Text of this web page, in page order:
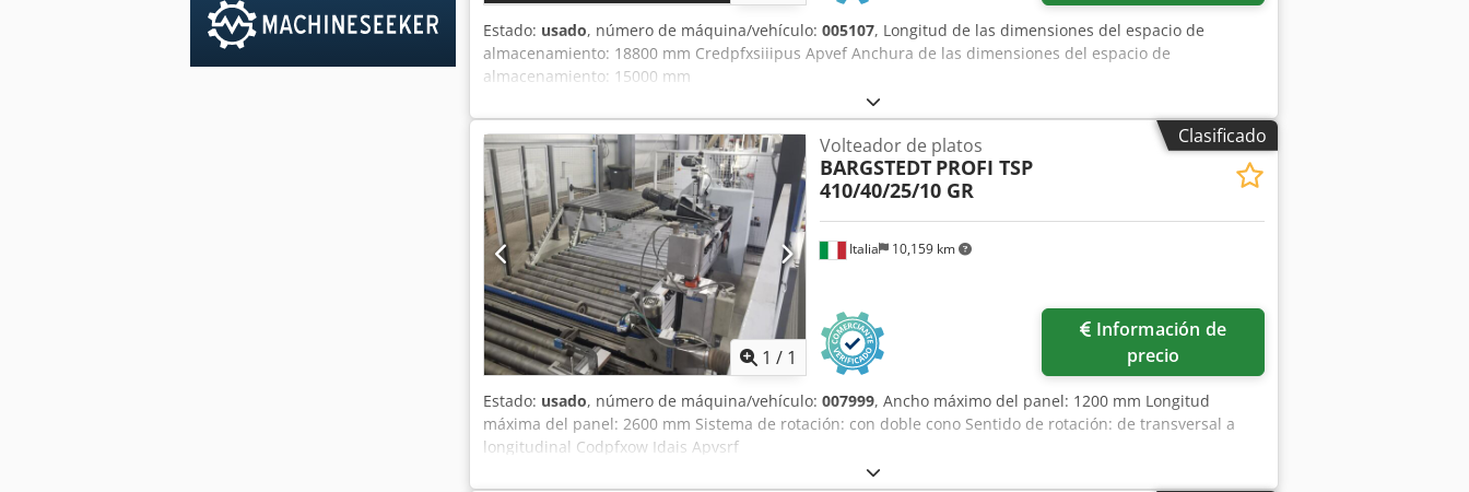
Estado: usado, número de máquina/vehículo: 005107, Longitud de las dimensiones del espacio de
almacenamiento: 18800 mm Credpfxsiiipus Apvef Anchura de las dimensiones del espacio de
almacenamiento: 15000 mm
Clasificado
1 / 1
Italia 10,159 km
Volteador de platos
BARGSTEDT PROFI TSP
410/40/25/10 GR
precio
Estado: usado, número de máquina/vehículo: 007999, Ancho máximo del panel: 1200 mm Longitud
máxima del panel: 2600 mm Sistema de rotación: con doble cono Sentido de rotación: de transversal a
longitudinal Codpfxow Idais Apvsrf